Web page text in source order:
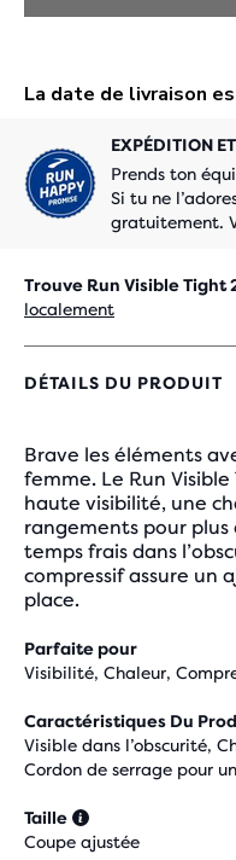
EXPÉDITION
Prends ton
Si tu ne
gratuitement.
Trouve Run Visible Tight
localement
DÉTAILS DU PRODUIT
Brave les éléments
femme. Le Run
haute visibilité, une
rangements pour
temps frais dans
compressif assure un
place.
Parfaite pour
Visibilité, Chaleur,
Caractéristiques Du
Visible dans l’obscurité,
Cordon de serrage pour
Taille
Coupe ajustée